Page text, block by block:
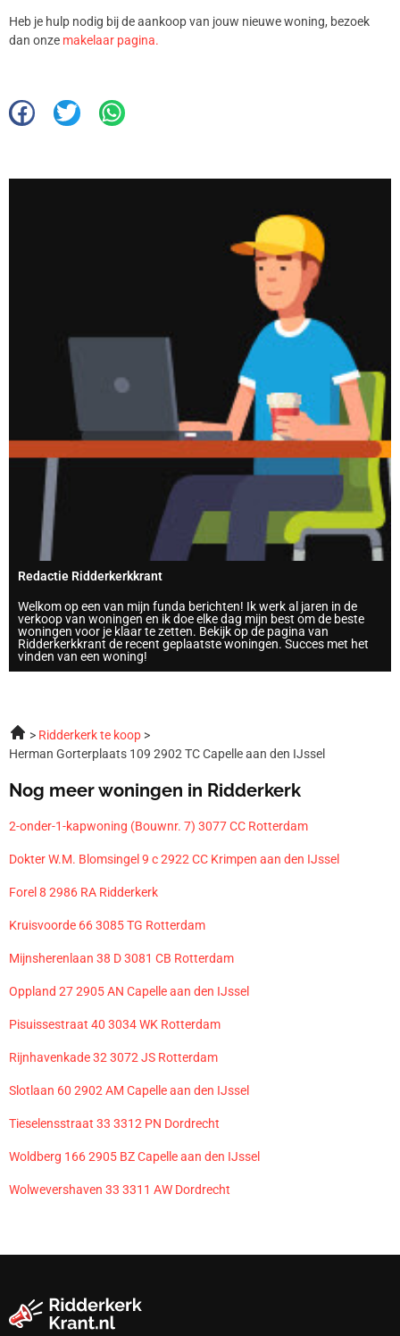
Heb je hulp nodig bij de aankoop van jouw nieuwe woning, bezoek
dan onze makelaar pagina.
Redactie Ridderkerkkrant
Welkom op een van mijn funda berichten! Ik werk al jaren in de
verkoop van woningen en ik doe elke dag mijn best om de beste
woningen voor je klaar te zetten. Bekijk op de pagina van
Ridderkerkkrant de recent geplaatste woningen. Succes met het
vinden van een woning!
Ridderkerk te koop
Herman Gorterplaats 109 2902 TC Capelle aan den IJssel
Nog meer woningen in Ridderkerk
2-onder-1-kapwoning (Bouwnr. 7) 3077 CC Rotterdam
Dokter W.M. Blomsingel 9 c 2922 CC Krimpen aan den IJssel
Forel 8 2986 RA Ridderkerk
Kruisvoorde 66 3085 TG Rotterdam
Mijnsherenlaan 38 D 3081 CB Rotterdam
Oppland 27 2905 AN Capelle aan den IJssel
Pisuissestraat 40 3034 WK Rotterdam
Rijnhavenkade 32 3072 JS Rotterdam
Slotlaan 60 2902 AM Capelle aan den IJssel
Tieselensstraat 33 3312 PN Dordrecht
Woldberg 166 2905 BZ Capelle aan den IJssel
Wolwevershaven 33 3311 AW Dordrecht